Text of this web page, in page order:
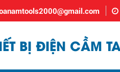
BỊ ĐIỆN CẦM